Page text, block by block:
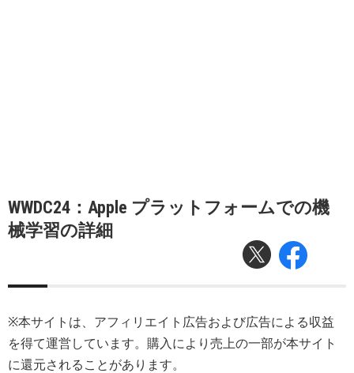
WWDC24：Apple プラットフォームでの機
械学習の詳細
※本サイトは、アフィリエイト広告および広告による収益
を得て運営しています。購入により売上の一部が本サイト
に還元されることがあります。